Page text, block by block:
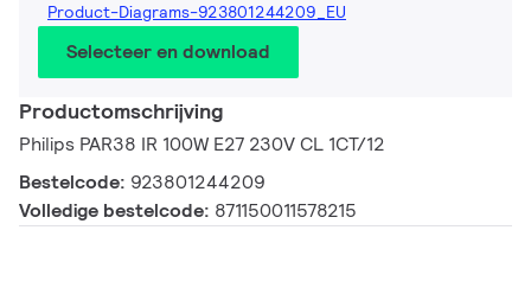
Product-Diagrams-923801244209_EU
Selecteer en download
Productomschrijving
Philips PAR38 IR 100W E27 230V CL 1CT/12
Bestelcode: 923801244209
Volledige bestelcode: 871150011578215